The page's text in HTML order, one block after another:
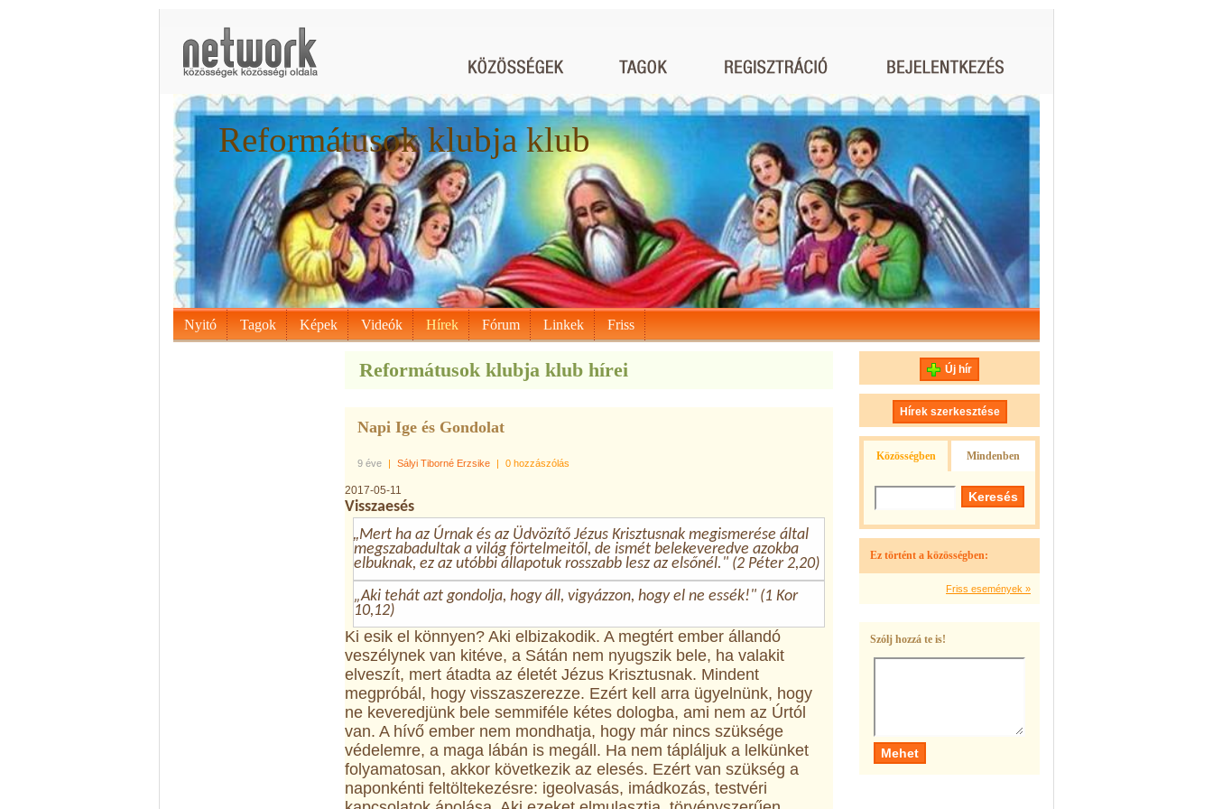
Reformátusok klubja klub
Nyitó Tagok Képek Videók Hírek Fórum Linkek Friss
Reformátusok klubja klub hírei
Napi Ige és Gondolat
9 éve | Sályi Tiborné Erzsike | 0 hozzászólás
2017-05-11
Visszaesés
„Mert ha az Úrnak és az Üdvözítő Jézus Krisztusnak megismerése által
megszabadultak a világ förtelmeitől, de ismét belekeveredve azokba
elbuknak, ez az utóbbi állapotuk rosszabb lesz az elsőnél." (2 Péter 2,20)
„Aki tehát azt gondolja, hogy áll, vigyázzon, hogy el ne essék!" (1 Kor
10,12)
Ki esik el könnyen? Aki elbizakodik. A megtért ember állandó
veszélynek van kitéve, a Sátán nem nyugszik bele, ha valakit
elveszít, mert átadta az életét Jézus Krisztusnak. Mindent
megpróbál, hogy visszaszerezze. Ezért kell arra ügyelnünk, hogy
ne keveredjünk bele semmiféle kétes dologba, ami nem az Úrtól
van. A hívő ember nem mondhatja, hogy már nincs szüksége
védelemre, a maga lábán is megáll. Ha nem tápláljuk a lelkünket
folyamatosan, akkor következik az elesés. Ezért van szükség a
naponkénti feltöltekezésre: igeolvasás, imádkozás, testvéri
Új hír
Hírek szerkesztése
Közösségben Mindenben
Ez történt a közösségben:
Friss események »
Szólj hozzá te is!